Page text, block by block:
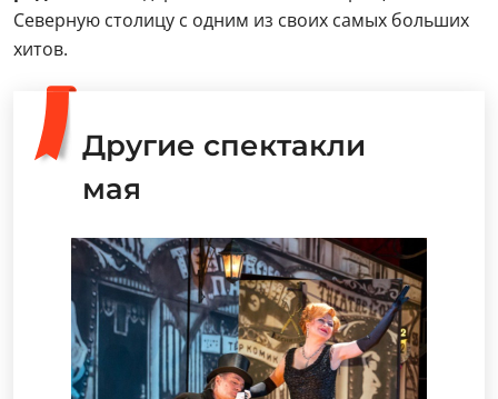
Северную столицу с одним из своих самых больших
хитов.
Другие спектакли
мая